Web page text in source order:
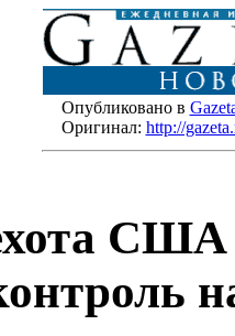
Опубликовано в
Оригинал: http://